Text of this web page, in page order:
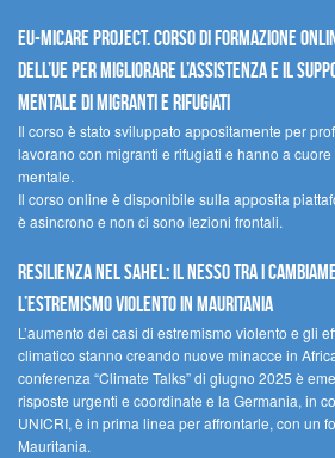
EU-MiCare Project. Corso di formazione
dell’UE per migliorare l’assistenza e il
mentale di migranti e rifugiati
Il corso è stato sviluppato appositamente per
lavorano con migranti e rifugiati e hanno a
mentale.
Il corso online è disponibile sulla apposita
è asincrono e non ci sono lezioni frontali.
Resilienza nel Sahel: il nesso tra i
l’estremismo violento in Mauritania
L’aumento dei casi di estremismo violento e gli
climatico stanno creando nuove minacce in
conferenza “Climate Talks” di giugno 2025 è
risposte urgenti e coordinate e la Germania, in
UNICRI, è in prima linea per affrontarle, con un
Mauritania.